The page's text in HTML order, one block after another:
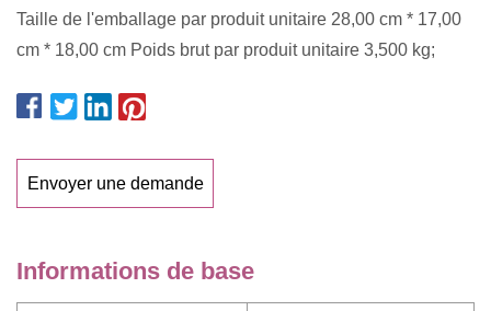
Taille de l'emballage par produit unitaire 28,00 cm * 17,00
cm * 18,00 cm Poids brut par produit unitaire 3,500 kg;
Envoyer une demande
Informations de base